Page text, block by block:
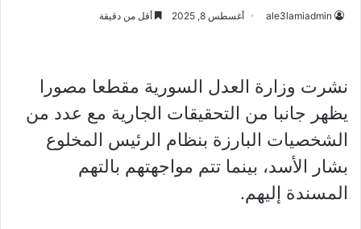
ale3lamiadmin أغسطس 8, 2025 أقل من دقيقة
نشرت وزارة العدل السورية مقطعا مصورا
يظهر جانبا من التحقيقات الجارية مع عدد من
الشخصيات البارزة بنظام الرئيس المخلوع
بشار الأسد، بينما تتم مواجهتهم بالتهم
المسندة إليهم.